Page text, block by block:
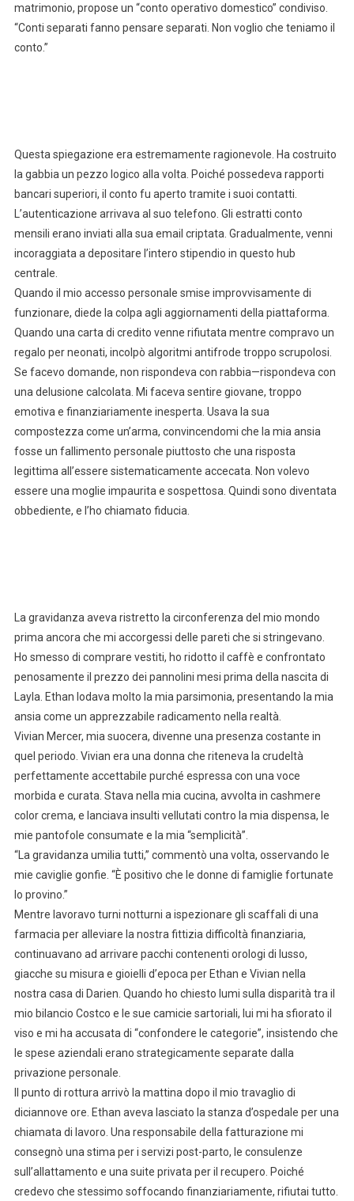
matrimonio, propose un “conto operativo domestico” condiviso.
“Conti separati fanno pensare separati. Non voglio che teniamo il
conto.”
Questa spiegazione era estremamente ragionevole. Ha costruito
la gabbia un pezzo logico alla volta. Poiché possedeva rapporti
bancari superiori, il conto fu aperto tramite i suoi contatti.
L’autenticazione arrivava al suo telefono. Gli estratti conto
mensili erano inviati alla sua email criptata. Gradualmente, venni
incoraggiata a depositare l’intero stipendio in questo hub
centrale.
Quando il mio accesso personale smise improvvisamente di
funzionare, diede la colpa agli aggiornamenti della piattaforma.
Quando una carta di credito venne rifiutata mentre compravo un
regalo per neonati, incolpò algoritmi antifrode troppo scrupolosi.
Se facevo domande, non rispondeva con rabbia—rispondeva con
una delusione calcolata. Mi faceva sentire giovane, troppo
emotiva e finanziariamente inesperta. Usava la sua
compostezza come un’arma, convincendomi che la mia ansia
fosse un fallimento personale piuttosto che una risposta
legittima all’essere sistematicamente accecata. Non volevo
essere una moglie impaurita e sospettosa. Quindi sono diventata
obbediente, e l’ho chiamato fiducia.
La gravidanza aveva ristretto la circonferenza del mio mondo
prima ancora che mi accorgessi delle pareti che si stringevano.
Ho smesso di comprare vestiti, ho ridotto il caffè e confrontato
penosamente il prezzo dei pannolini mesi prima della nascita di
Layla. Ethan lodava molto la mia parsimonia, presentando la mia
ansia come un apprezzabile radicamento nella realtà.
Vivian Mercer, mia suocera, divenne una presenza costante in
quel periodo. Vivian era una donna che riteneva la crudeltà
perfettamente accettabile purché espressa con una voce
morbida e curata. Stava nella mia cucina, avvolta in cashmere
color crema, e lanciava insulti vellutati contro la mia dispensa, le
mie pantofole consumate e la mia “semplicità”.
“La gravidanza umilia tutti,” commentò una volta, osservando le
mie caviglie gonfie. “È positivo che le donne di famiglie fortunate
lo provino.”
Mentre lavoravo turni notturni a ispezionare gli scaffali di una
farmacia per alleviare la nostra fittizia difficoltà finanziaria,
continuavano ad arrivare pacchi contenenti orologi di lusso,
giacche su misura e gioielli d’epoca per Ethan e Vivian nella
nostra casa di Darien. Quando ho chiesto lumi sulla disparità tra il
mio bilancio Costco e le sue camicie sartoriali, lui mi ha sfiorato il
viso e mi ha accusata di “confondere le categorie”, insistendo che
le spese aziendali erano strategicamente separate dalla
privazione personale.
Il punto di rottura arrivò la mattina dopo il mio travaglio di
diciannove ore. Ethan aveva lasciato la stanza d’ospedale per una
chiamata di lavoro. Una responsabile della fatturazione mi
consegnò una stima per i servizi post-parto, le consulenze
sull’allattamento e una suite privata per il recupero. Poiché
credevo che stessimo soffocando finanziariamente, rifiutai tutto.